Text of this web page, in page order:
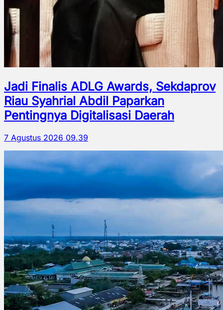
Jadi Finalis ADLG Awards, Sekdaprov
Riau Syahrial Abdil Paparkan
Pentingnya Digitalisasi Daerah
7 Agustus 2026 09.39